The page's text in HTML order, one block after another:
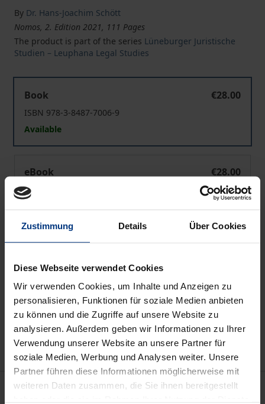
Zustimmung Details Über Cookies
Diese Webseite verwendet Cookies
Wir verwenden Cookies, um Inhalte und Anzeigen zu
personalisieren, Funktionen für soziale Medien anbieten
zu können und die Zugriffe auf unsere Website zu
analysieren. Außerdem geben wir Informationen zu Ihrer
Verwendung unserer Website an unsere Partner für
soziale Medien, Werbung und Analysen weiter. Unsere
Partner führen diese Informationen möglicherweise mit
weiteren Daten zusammen, die Sie ihnen bereitgestellt
By Dr. Hans-Joachim Schött
Nomos, 2. Edition 2021, 111 Pages
The product is part of the series Lüneburger Juristische
Studien – Leuphana Legal Studies
Book
€28.00
ISBN 978-3-8487-7006-9
Available
eBook
€28.00
ISBN 978-3-7489-1073-2
Prices include VAT. Depending on the delivery address, VAT
Add to Cart
Add to Wish List
Delivery cost notice
Description